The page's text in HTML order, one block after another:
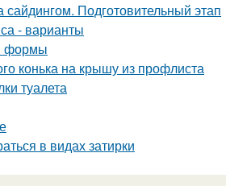
Подготовительный этап
- варианты
формы
конька на крышу из профлиста
туалета
в видах затирки